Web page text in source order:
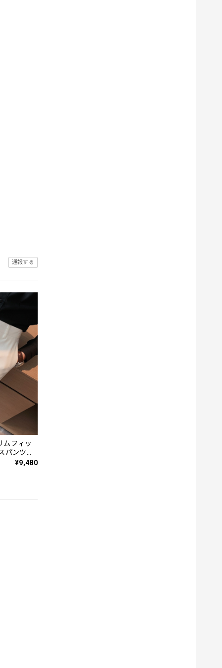
通報する
ムフィッ
パンツ
¥9,480